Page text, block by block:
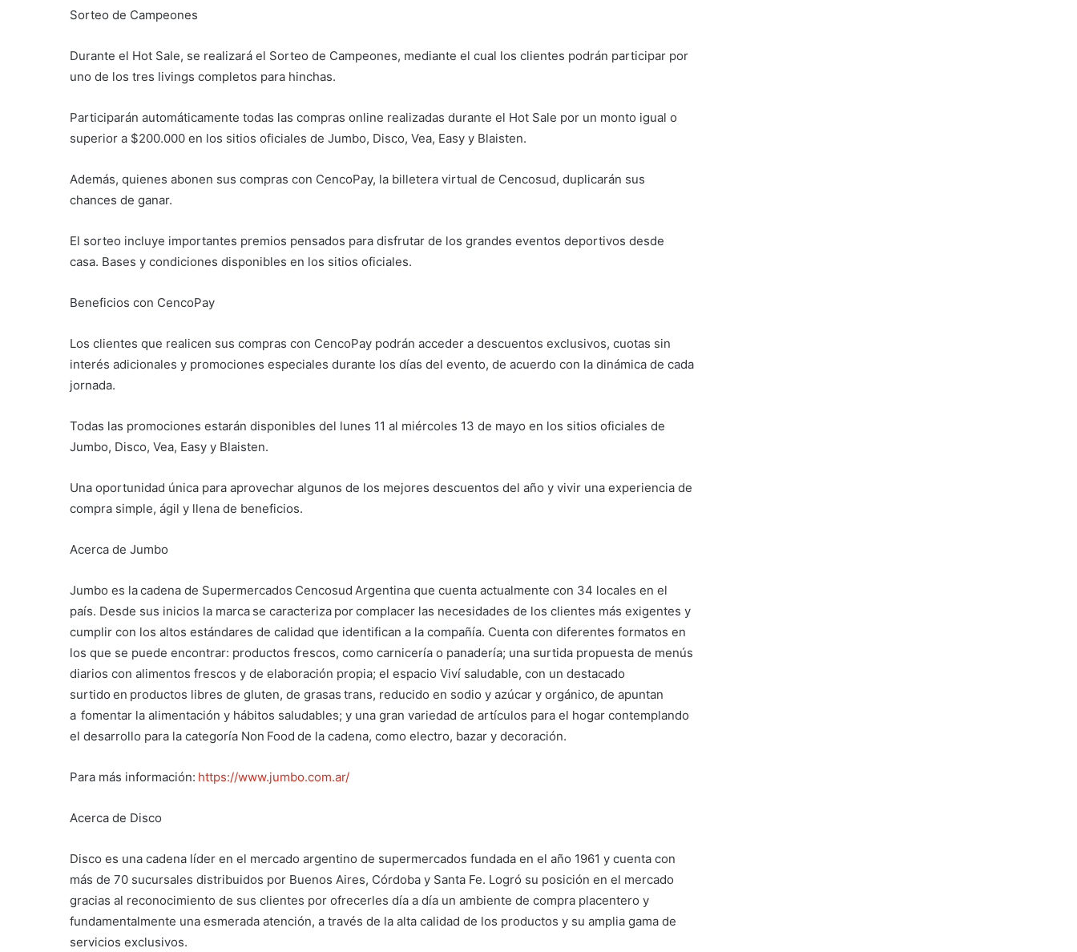
Sorteo de Campeones
Durante el Hot Sale, se realizará el Sorteo de Campeones, mediante el cual los clientes podrán participar por
uno de los tres livings completos para hinchas.
Participarán automáticamente todas las compras online realizadas durante el Hot Sale por un monto igual o
superior a $200.000 en los sitios oficiales de Jumbo, Disco, Vea, Easy y Blaisten.
Además, quienes abonen sus compras con CencoPay, la billetera virtual de Cencosud, duplicarán sus
chances de ganar.
El sorteo incluye importantes premios pensados para disfrutar de los grandes eventos deportivos desde
casa. Bases y condiciones disponibles en los sitios oficiales.
Beneficios con CencoPay
Los clientes que realicen sus compras con CencoPay podrán acceder a descuentos exclusivos, cuotas sin
interés adicionales y promociones especiales durante los días del evento, de acuerdo con la dinámica de cada
jornada.
Todas las promociones estarán disponibles del lunes 11 al miércoles 13 de mayo en los sitios oficiales de
Jumbo, Disco, Vea, Easy y Blaisten.
Una oportunidad única para aprovechar algunos de los mejores descuentos del año y vivir una experiencia de
compra simple, ágil y llena de beneficios.
Acerca de Jumbo
Jumbo es la cadena de Supermercados Cencosud Argentina que cuenta actualmente con 34 locales en el
país. Desde sus inicios la marca se caracteriza por complacer las necesidades de los clientes más exigentes y
cumplir con los altos estándares de calidad que identifican a la compañía. Cuenta con diferentes formatos en
los que se puede encontrar: productos frescos, como carnicería o panadería; una surtida propuesta de menús
diarios con alimentos frescos y de elaboración propia; el espacio Viví saludable, con un destacado
surtido en productos libres de gluten, de grasas trans, reducido en sodio y azúcar y orgánico, de apuntan
a fomentar la alimentación y hábitos saludables; y una gran variedad de artículos para el hogar contemplando
el desarrollo para la categoría Non Food de la cadena, como electro, bazar y decoración.
Para más información: https://www.jumbo.com.ar/
Acerca de Disco
Disco es una cadena líder en el mercado argentino de supermercados fundada en el año 1961 y cuenta con
más de 70 sucursales distribuidos por Buenos Aires, Córdoba y Santa Fe. Logró su posición en el mercado
gracias al reconocimiento de sus clientes por ofrecerles día a día un ambiente de compra placentero y
fundamentalmente una esmerada atención, a través de la alta calidad de los productos y su amplia gama de
servicios exclusivos.